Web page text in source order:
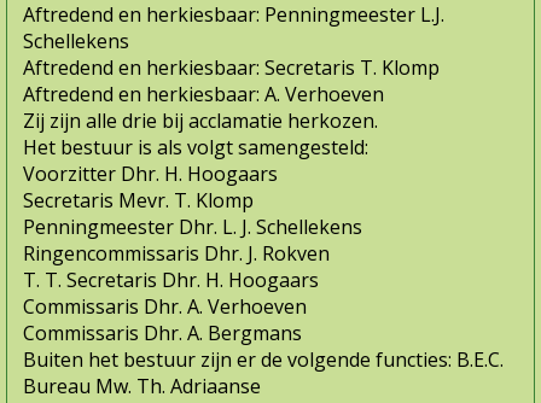
Aftredend en herkiesbaar: Penningmeester L.J.
Schellekens
Aftredend en herkiesbaar: Secretaris T. Klomp
Aftredend en herkiesbaar: A. Verhoeven
Zij zijn alle drie bij acclamatie herkozen.
Het bestuur is als volgt samengesteld:
Voorzitter Dhr. H. Hoogaars
Secretaris Mevr. T. Klomp
Penningmeester Dhr. L. J. Schellekens
Ringencommissaris Dhr. J. Rokven
T. T. Secretaris Dhr. H. Hoogaars
Commissaris Dhr. A. Verhoeven
Commissaris Dhr. A. Bergmans
Buiten het bestuur zijn er de volgende functies: B.E.C.
Bureau Mw. Th. Adriaanse